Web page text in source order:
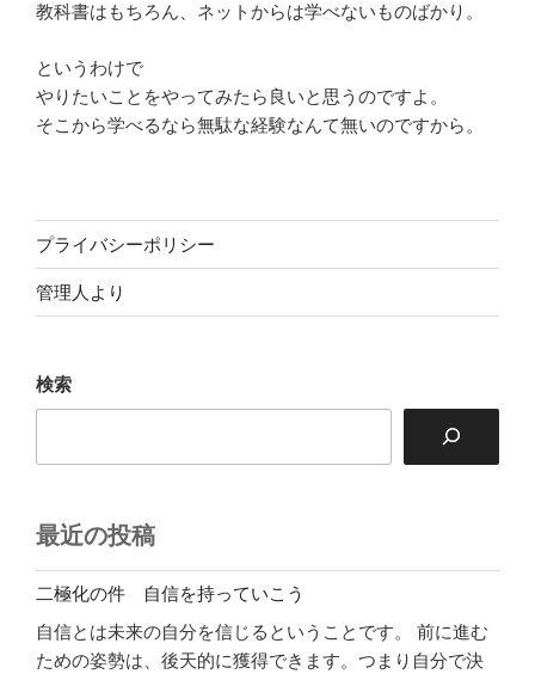
教科書はもちろん、ネットからは学べないものばかり。
というわけで
やりたいことをやってみたら良いと思うのですよ。
そこから学べるなら無駄な経験なんて無いのですから。
プライバシーポリシー
管理人より
検索
最近の投稿
二極化の件 自信を持っていこう
自信とは未来の自分を信じるということです。 前に進む
ための姿勢は、後天的に獲得できます。つまり自分で決